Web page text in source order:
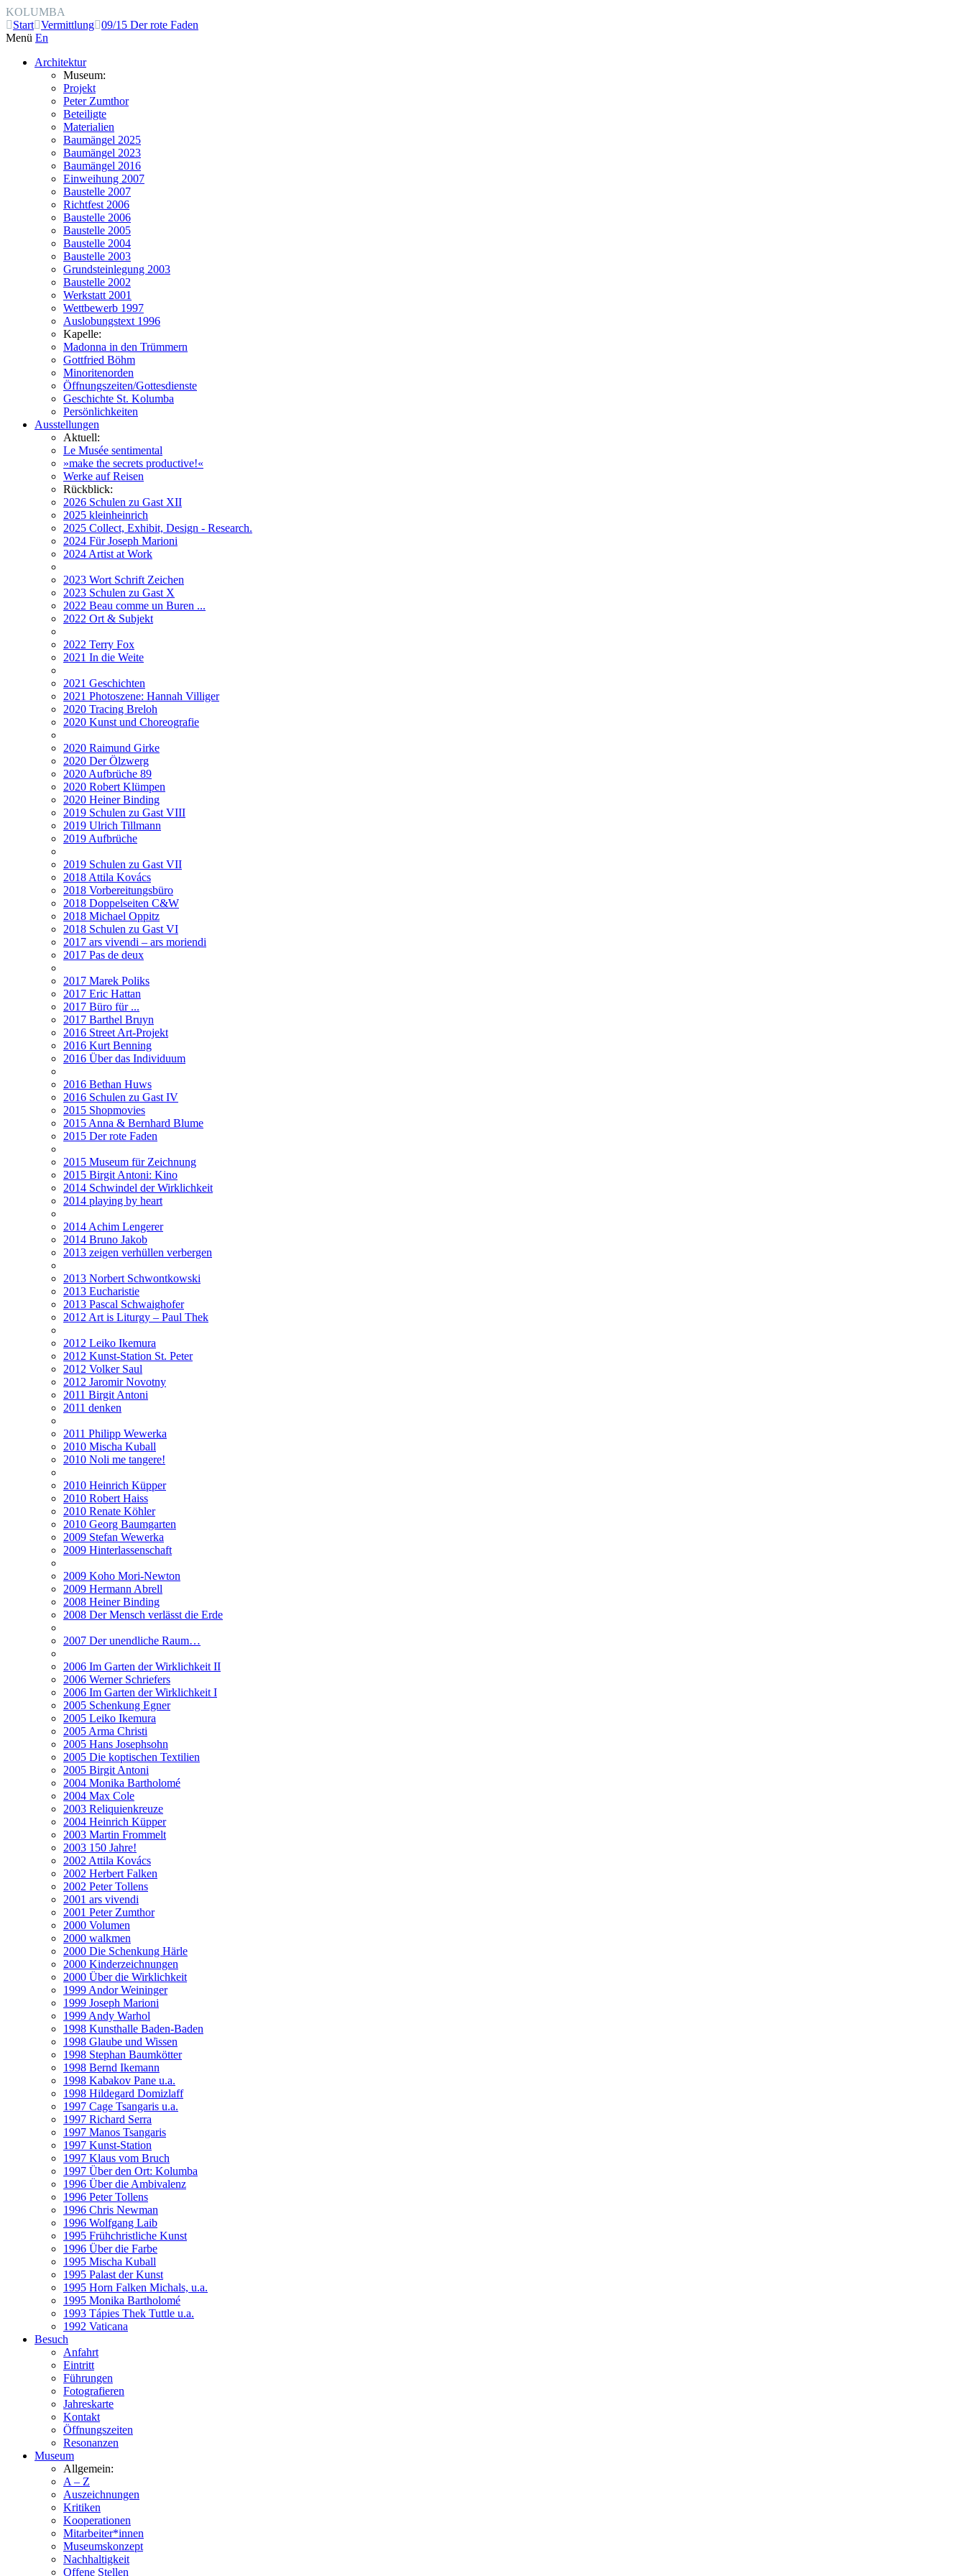
KOLUMBA
Start Vermittlung 09/15 Der rote Faden
Menü En
Architektur
Museum:
Projekt
Peter Zumthor
Beteiligte
Materialien
Baumängel 2025
Baumängel 2023
Baumängel 2016
Einweihung 2007
Baustelle 2007
Richtfest 2006
Baustelle 2006
Baustelle 2005
Baustelle 2004
Baustelle 2003
Grundsteinlegung 2003
Baustelle 2002
Werkstatt 2001
Wettbewerb 1997
Auslobungstext 1996
Kapelle:
Madonna in den Trümmern
Gottfried Böhm
Minoritenorden
Öffnungszeiten/Gottesdienste
Geschichte St. Kolumba
Persönlichkeiten
Ausstellungen
Aktuell:
Le Musée sentimental
»make the secrets productive!«
Werke auf Reisen
Rückblick:
2026 Schulen zu Gast XII
2025 kleinheinrich
2025 Collect, Exhibit, Design - Research.
2024 Für Joseph Marioni
2024 Artist at Work
2023 Wort Schrift Zeichen
2023 Schulen zu Gast X
2022 Beau comme un Buren ...
2022 Ort & Subjekt
2022 Terry Fox
2021 In die Weite
2021 Geschichten
2021 Photoszene: Hannah Villiger
2020 Tracing Breloh
2020 Kunst und Choreografie
2020 Raimund Girke
2020 Der Ölzwerg
2020 Aufbrüche 89
2020 Robert Klümpen
2020 Heiner Binding
2019 Schulen zu Gast VIII
2019 Ulrich Tillmann
2019 Aufbrüche
2019 Schulen zu Gast VII
2018 Attila Kovács
2018 Vorbereitungsbüro
2018 Doppelseiten C&W
2018 Michael Oppitz
2018 Schulen zu Gast VI
2017 ars vivendi – ars moriendi
2017 Pas de deux
2017 Marek Poliks
2017 Eric Hattan
2017 Büro für ...
2017 Barthel Bruyn
2016 Street Art-Projekt
2016 Kurt Benning
2016 Über das Individuum
2016 Bethan Huws
2016 Schulen zu Gast IV
2015 Shopmovies
2015 Anna & Bernhard Blume
2015 Der rote Faden
2015 Museum für Zeichnung
2015 Birgit Antoni: Kino
2014 Schwindel der Wirklichkeit
2014 playing by heart
2014 Achim Lengerer
2014 Bruno Jakob
2013 zeigen verhüllen verbergen
2013 Norbert Schwontkowski
2013 Eucharistie
2013 Pascal Schwaighofer
2012 Art is Liturgy – Paul Thek
2012 Leiko Ikemura
2012 Kunst-Station St. Peter
2012 Volker Saul
2012 Jaromir Novotny
2011 Birgit Antoni
2011 denken
2011 Philipp Wewerka
2010 Mischa Kuball
2010 Noli me tangere!
2010 Heinrich Küpper
2010 Robert Haiss
2010 Renate Köhler
2010 Georg Baumgarten
2009 Stefan Wewerka
2009 Hinterlassenschaft
2009 Koho Mori-Newton
2009 Hermann Abrell
2008 Heiner Binding
2008 Der Mensch verlässt die Erde
2007 Der unendliche Raum…
2006 Im Garten der Wirklichkeit II
2006 Werner Schriefers
2006 Im Garten der Wirklichkeit I
2005 Schenkung Egner
2005 Leiko Ikemura
2005 Arma Christi
2005 Hans Josephsohn
2005 Die koptischen Textilien
2005 Birgit Antoni
2004 Monika Bartholomé
2004 Max Cole
2003 Reliquienkreuze
2004 Heinrich Küpper
2003 Martin Frommelt
2003 150 Jahre!
2002 Attila Kovács
2002 Herbert Falken
2002 Peter Tollens
2001 ars vivendi
2001 Peter Zumthor
2000 Volumen
2000 walkmen
2000 Die Schenkung Härle
2000 Kinderzeichnungen
2000 Über die Wirklichkeit
1999 Andor Weininger
1999 Joseph Marioni
1999 Andy Warhol
1998 Kunsthalle Baden-Baden
1998 Glaube und Wissen
1998 Stephan Baumkötter
1998 Bernd Ikemann
1998 Kabakov Pane u.a.
1998 Hildegard Domizlaff
1997 Cage Tsangaris u.a.
1997 Richard Serra
1997 Manos Tsangaris
1997 Kunst-Station
1997 Klaus vom Bruch
1997 Über den Ort: Kolumba
1996 Über die Ambivalenz
1996 Peter Tollens
1996 Chris Newman
1996 Wolfgang Laib
1995 Frühchristliche Kunst
1996 Über die Farbe
1995 Mischa Kuball
1995 Palast der Kunst
1995 Horn Falken Michals, u.a.
1995 Monika Bartholomé
1993 Tápies Thek Tuttle u.a.
1992 Vaticana
Besuch
Anfahrt
Eintritt
Führungen
Fotografieren
Jahreskarte
Kontakt
Öffnungszeiten
Resonanzen
Museum
Allgemein:
A – Z
Auszeichnungen
Kritiken
Kooperationen
Mitarbeiter*innen
Museumskonzept
Nachhaltigkeit
Offene Stellen